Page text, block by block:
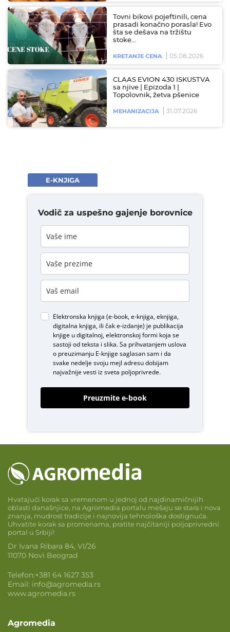
Tovni bikovi pojeftinili, cena
prasadi konačno porasla! Evo
šta se dešava na tržištu
stoke…
KRETANJE CENA 05.08.2026
CLAAS EVION 430 ISKUSTVA
sa njive | Epizoda 1 |
Topolovnik, žetva pšenice
MEHANIZACIJA 31.07.2026
E-KNJIGA
Vodič za uspešno gajenje borovnice
Elektronska knjiga (e-book, e-knjiga, eknjiga,
digitalna knjiga, ili čak e-izdanje) je publikacija
knjige u digitalnoj, elektronskoj formi koja se
sastoji od teksta i slika. Sa prihvatanjem uslova
o preuzimanju E-knjigesaglasan sam i da
svake nedelje svoju mejl adresu dobijam
najvažnije vesti iz sveta poljoprivrede.
Preuzmite e-book
Hvatajući korak sa vremenom u jednoj od najdinamičnijih
oblasti današnjice, na Agromedia portalu mešaju se stara i nova
znanja, mudrost tradicije i najnovija tehnološka dostignuća.
Uhvatite korak sa promenama, pratite najčitaniji poljoprivredni
portal u Srbiji!
Dr Ivana Ribara 84, VI/26
11070 Novi Beograd
Telefon:+381 64 1627 353
Email: info@agromedia.rs
www.agromedia.rs
Agromedia